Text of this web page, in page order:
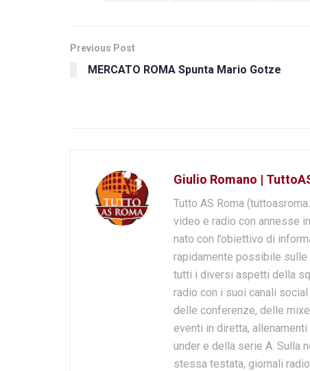
Previous Post
MERCATO ROMA Spunta Mario Gotze
Giulio Romano |
Tutto AS Roma
video e radio con annesse
nato con l’obiettivo di
rapidamente possibile
tutti i diversi aspetti della
radio con i suoi canali
delle conferenze, delle
eventi in diretta,
under e della serie A. Sulla
stessa testata, giornali